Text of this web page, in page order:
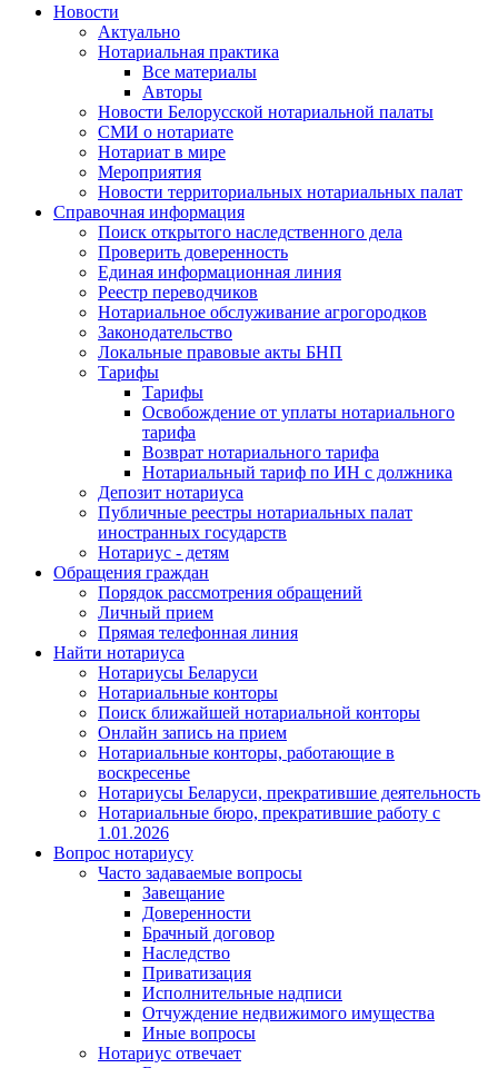
Новости
Актуально
Нотариальная практика
Все материалы
Авторы
Новости Белорусской нотариальной палаты
СМИ о нотариате
Нотариат в мире
Мероприятия
Новости территориальных нотариальных палат
Справочная информация
Поиск открытого наследственного дела
Проверить доверенность
Единая информационная линия
Реестр переводчиков
Нотариальное обслуживание агрогородков
Законодательство
Локальные правовые акты БНП
Тарифы
Тарифы
Освобождение от уплаты нотариального
тарифа
Возврат нотариального тарифа
Нотариальный тариф по ИН с должника
Депозит нотариуса
Публичные реестры нотариальных палат
иностранных государств
Нотариус - детям
Обращения граждан
Порядок рассмотрения обращений
Личный прием
Прямая телефонная линия
Найти нотариуса
Нотариусы Беларуси
Нотариальные конторы
Поиск ближайшей нотариальной конторы
Онлайн запись на прием
Нотариальные конторы, работающие в
воскресенье
Нотариусы Беларуси, прекратившие деятельность
Нотариальные бюро, прекратившие работу с
1.01.2026
Вопрос нотариусу
Часто задаваемые вопросы
Завещание
Доверенности
Брачный договор
Наследство
Приватизация
Исполнительные надписи
Отчуждение недвижимого имущества
Иные вопросы
Нотариус отвечает